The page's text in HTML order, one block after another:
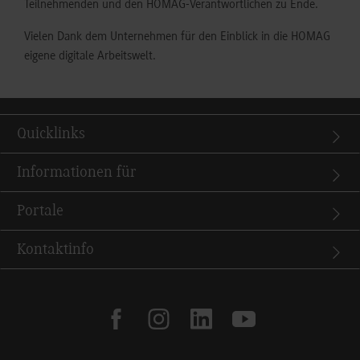
Teilnehmenden und den HOMAG-Verantwortlichen zu Ende.
Vielen Dank dem Unternehmen für den Einblick in die HOMAG
eigene digitale Arbeitswelt.
Quicklinks
Informationen für
Portale
Kontaktinfo
facebookinstagramlinkedinyoutube